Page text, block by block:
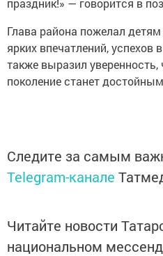
праздник!» — говорится в
Глава района пожелал
ярких впечатлений, успехов
также выразил
поколение станет
Следите за самым
Telegram-канале
Читайте новости
национальном